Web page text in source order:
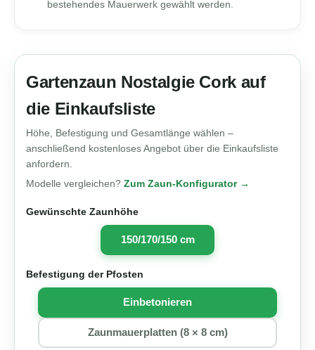
bestehendes Mauerwerk gewählt werden.
Gartenzaun Nostalgie Cork auf
die Einkaufsliste
Höhe, Befestigung und Gesamtlänge wählen –
anschließend kostenloses Angebot über die Einkaufsliste
anfordern.
Modelle vergleichen? Zum Zaun-Konfigurator →
Gewünschte Zaunhöhe
150/170/150 cm
Befestigung der Pfosten
Einbetonieren
Zaunmauerplatten (8 × 8 cm)